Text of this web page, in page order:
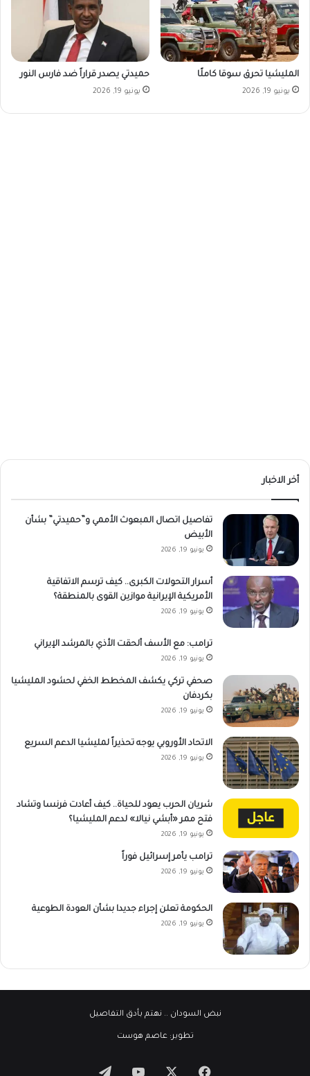
المليشيا تحرق سوقا كاملًا
يونيو 19, 2026
حميدتي يصدر قراراً ضد فارس النور
يونيو 19, 2026
أخر الاخبار
تفاصيل اتصال المبعوث الأممي و”حميدتي” بشأن
الأبيض
يونيو 19, 2026
أسرار التحولات الكبرى.. كيف ترسم الاتفاقية
الأمريكية الإيرانية موازين القوى بالمنطقة؟
يونيو 19, 2026
ترامب: مع الأسف ألحقت الأذي بالمرشد الإيراني
يونيو 19, 2026
صحفي تركي يكشف المخطط الخفي لحشود المليشيا
بكردفان
يونيو 19, 2026
الاتحاد الأوروبي يوجه تحذيراً لمليشيا الدعم السريع
يونيو 19, 2026
شريان الحرب يعود للحياة.. كيف أعادت فرنسا وتشاد
فتح ممر «أبشي نيالا» لدعم المليشيا؟
يونيو 19, 2026
ترامب يأمر إسرائيل فوراً
يونيو 19, 2026
الحكومة تعلن إجراء جديدا بشأن العودة الطوعية
يونيو 19, 2026
نبض السودان .. نهتم بأدق التفاصيل
تطوير:عاصم هوست
فيسبوك ‫YouTubeتيلقرام